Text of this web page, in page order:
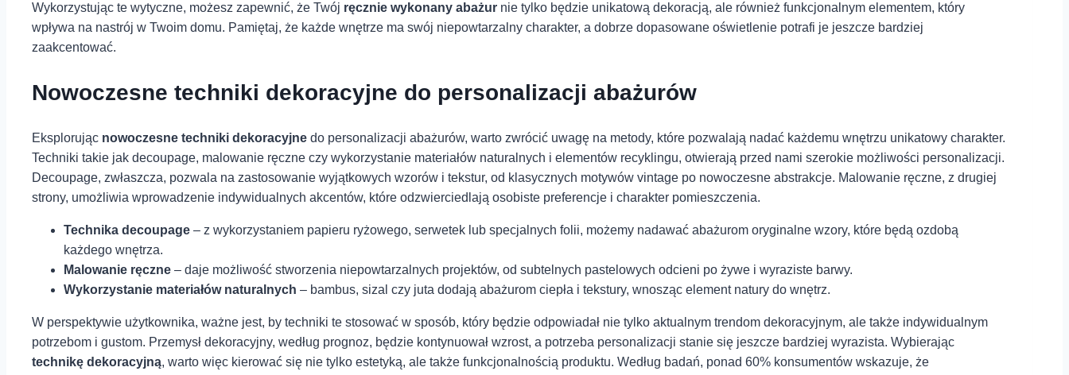
Wykorzystując te wytyczne, możesz zapewnić, że Twój ręcznie wykonany abażur nie tylko będzie unikatową dekoracją,‍ ale również⁣ funkcjonalnym elementem, który‍
wpływa na nastrój w⁢ Twoim ⁣domu. Pamiętaj, że każde wnętrze⁤ ma swój niepowtarzalny⁢ charakter, a ⁢dobrze dopasowane oświetlenie potrafi je jeszcze bardziej⁤
zaakcentować.
Nowoczesne techniki⁣ dekoracyjne ⁢do personalizacji ⁣abażurów
Eksplorując nowoczesne techniki dekoracyjne do⁢ personalizacji abażurów, warto⁤ zwrócić uwagę na ⁤metody,‍ które pozwalają nadać ⁤każdemu wnętrzu ⁣unikatowy ⁤charakter.
Techniki takie jak decoupage, ‍malowanie ręczne‍ czy wykorzystanie materiałów naturalnych⁣ i elementów⁢ recyklingu, otwierają przed ⁤nami szerokie możliwości personalizacji.
Decoupage, zwłaszcza, pozwala⁣ na zastosowanie ⁤wyjątkowych wzorów i tekstur, od klasycznych ‍motywów ⁢vintage po nowoczesne abstrakcje. Malowanie ręczne, z drugiej
strony, umożliwia⁢ wprowadzenie indywidualnych ⁣akcentów, które ‍odzwierciedlają osobiste preferencje i charakter pomieszczenia.‍
Technika decoupage – z wykorzystaniem papieru ryżowego, serwetek lub specjalnych folii, możemy‍ nadawać abażurom oryginalne wzory, które będą ozdobą
każdego wnętrza.
Malowanie ręczne – daje możliwość stworzenia ⁤niepowtarzalnych projektów, od subtelnych pastelowych ⁢odcieni po żywe i ⁣wyraziste barwy.
Wykorzystanie materiałów naturalnych – bambus, ⁢sizal czy juta dodają abażurom ciepła i tekstury, wnosząc element natury do‍ wnętrz.
W perspektywie ⁢użytkownika, ważne jest, by techniki te stosować w sposób,⁤ który ‍będzie odpowiadał nie ‍tylko aktualnym trendom dekoracyjnym, ale także indywidualnym
potrzebom i gustom. Przemysł dekoracyjny, według prognoz, będzie kontynuował wzrost, a potrzeba personalizacji stanie się jeszcze bardziej ‍wyrazista. Wybierając
technikę dekoracyjną, warto⁤ więc kierować się nie tylko estetyką, ale także⁣ funkcjonalnością produktu. Według badań, ponad 60%‍ konsumentów wskazuje, że